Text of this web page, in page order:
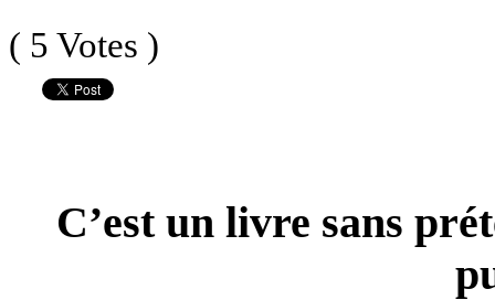
( 5 Votes )
C’est un livre sans